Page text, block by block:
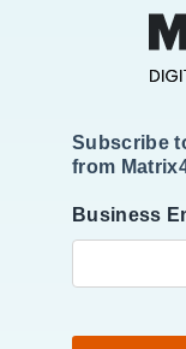
Subscribe
from
Business